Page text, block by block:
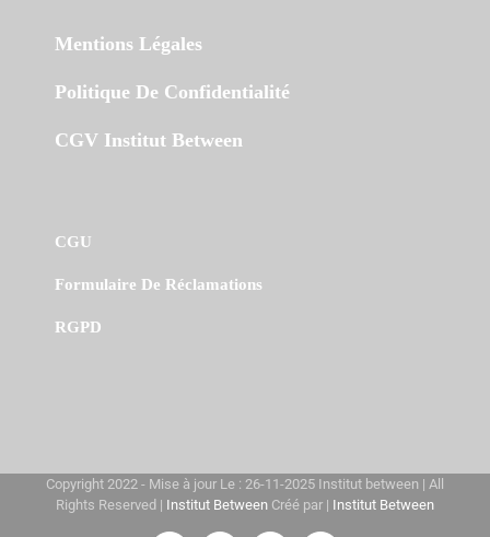
Mentions Légales
Politique De Confidentialité
CGV Institut Between
CGU
Formulaire De Réclamations
RGPD
Copyright 2022 - Mise à jour Le : 26-11-2025 Institut between | All
Rights Reserved | Institut Between Créé par | Institut Between